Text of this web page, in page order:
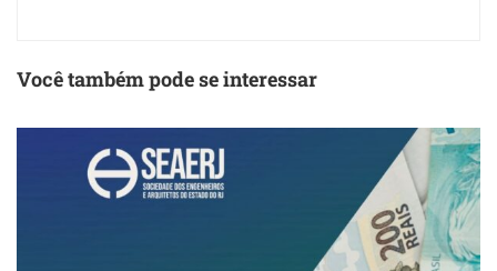
Você também pode se interessar